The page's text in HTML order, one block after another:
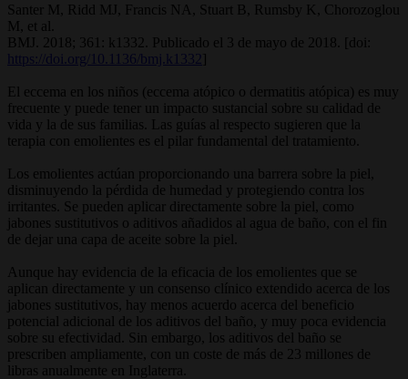
Santer M, Ridd MJ, Francis NA, Stuart B, Rumsby K, Chorozoglou
M, et al.
BMJ. 2018; 361: k1332. Publicado el 3 de mayo de 2018. [doi:
https://doi.org/10.1136/bmj.k1332 ]
El eccema en los niños (eccema atópico o dermatitis atópica) es muy
frecuente y puede tener un impacto sustancial sobre su calidad de
vida y la de sus familias. Las guías al respecto sugieren que la
terapia con emolientes es el pilar fundamental del tratamiento.
Los emolientes actúan proporcionando una barrera sobre la piel,
disminuyendo la pérdida de humedad y protegiendo contra los
irritantes. Se pueden aplicar directamente sobre la piel, como
jabones sustitutivos o aditivos añadidos al agua de baño, con el fin
de dejar una capa de aceite sobre la piel.
Aunque hay evidencia de la eficacia de los emolientes que se
aplican directamente y un consenso clínico extendido acerca de los
jabones sustitutivos, hay menos acuerdo acerca del beneficio
potencial adicional de los aditivos del baño, y muy poca evidencia
sobre su efectividad. Sin embargo, los aditivos del baño se
prescriben ampliamente, con un coste de más de 23 millones de
libras anualmente en Inglaterra.